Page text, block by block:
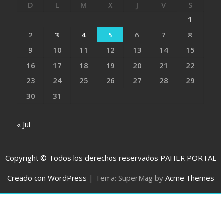
D L M X J V
S
1
2
3 4 5 6 7
8
9
10 11 12 13 14
15
16
17 18 19 20 21
22
23
24 25 26 27 28
29
30
31
« Jul
Copyright © Todos los derechos reservados PAHER PORTAL
Creado con WordPress | Tema: SuperMag by Acme Themes